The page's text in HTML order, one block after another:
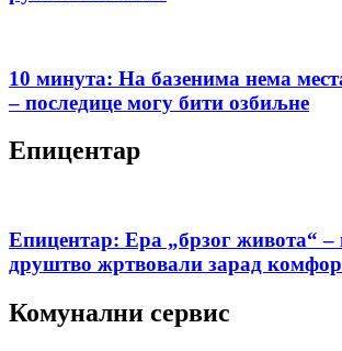
10 минута: На базенима нема
– последице могу бити озбиљне
Епицентар
Епицентар: Ера „брзог живота“
друштво жртвовали зарад
Комунални сервис